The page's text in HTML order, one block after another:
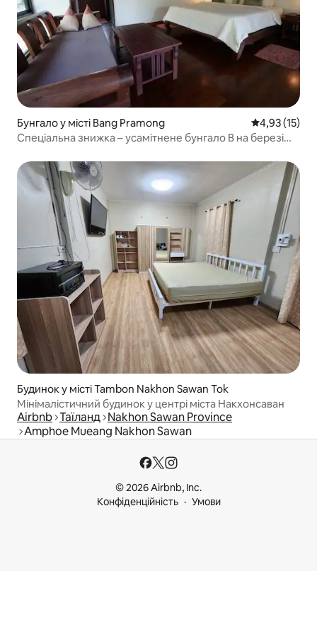
Бунгало у місті Bang Pramong Середня
4,93 (15)
Спеціальна знижка – усамітнене бунгало B на березі
Будинок у місті Tambon Nakhon Sawan Tok
Мінімалістичний будинок у центрі міста Накхонсаван​
Airbnb Таїланд Nakhon Sawan Province
Amphoe Mueang Nakhon Sawan
© 2026 Airbnb, Inc.
Конфіденційність
Умови